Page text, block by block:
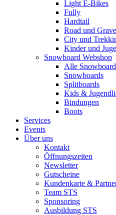
Light E-Bikes
Fully
Hardtail
Road und
City und
Kinder und
Snowboard Webshop
Alle Snowboard
Snowboards
Splitboards
Kids &
Bindungen
Boots
Services
Events
Über uns
Kontakt
Öffnungszeiten
Newsletter
Gutscheine
Kundenkarte &
Team STS
Sponsoring
Ausbildung STS